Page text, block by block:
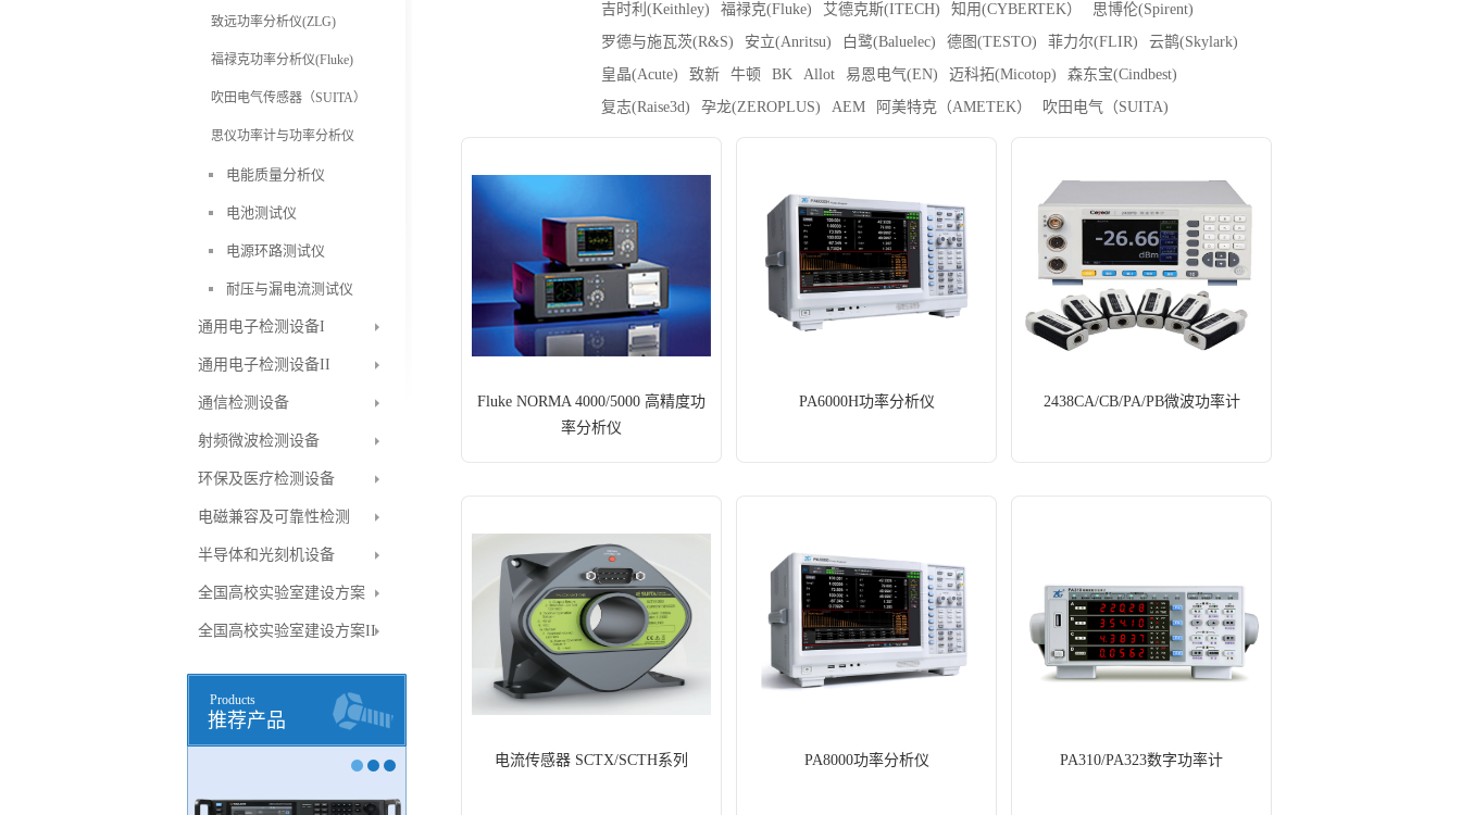
致远功率分析仪(ZLG)
福禄克功率分析仪(Fluke)
吹田电气传感器（SUITA）
思仪功率计与功率分析仪
电能质量分析仪
电池测试仪
电源环路测试仪
耐压与漏电流测试仪
通用电子检测设备I
通用电子检测设备II
通信检测设备
射频微波检测设备
环保及医疗检测设备
电磁兼容及可靠性检测
半导体和光刻机设备
全国高校实验室建设方案
全国高校实验室建设方案II
推荐产品
Products
吉时利(Keithley)
福禄克(Fluke) 艾德克斯(ITECH) 知用(CYBERTEK）
思博伦(Spirent)
罗德与施瓦茨(R&S)
安立(Anritsu) 白鹭(Baluelec) 德图(TESTO) 菲力尔(FLIR)
云鹊(Skylark)
皇晶(Acute)
致新 牛顿 BK Allot 易恩电气(EN) 迈科拓(Micotop)
森东宝(Cindbest)
复志(Raise3d)
孕龙(ZEROPLUS) AEM 阿美特克（AMETEK） 吹田电气（SUITA)
Fluke NORMA 4000/5000 高精度功
率分析仪
PA6000H功率分析仪 2438CA/CB/PA/PB微波功率计
电流传感器 SCTX/SCTH系列 PA8000功率分析仪 PA310/PA323数字功率计